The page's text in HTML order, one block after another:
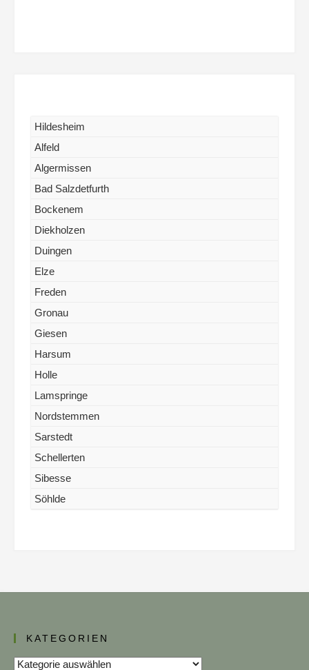
Hildesheim
Alfeld
Algermissen
Bad Salzdetfurth
Bockenem
Diekholzen
Duingen
Elze
Freden
Gronau
Giesen
Harsum
Holle
Lamspringe
Nordstemmen
Sarstedt
Schellerten
Sibesse
Söhlde
KATEGORIEN
Kategorien